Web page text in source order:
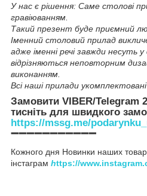
У нас є рішення: Саме столові
гравіюванням.
Такий презент буде приємний
Іменний столовий прилад
адже іменні речі завжди несуть у
відрізняються неповторним
виконанням.
Всі наші прилади
Замовити VIBER/Telegram
тисніть для швидкого
https://mssg.me/
➖➖➖➖➖➖➖➖➖➖➖
Кожного дня Новинки наших
інстаграм https://